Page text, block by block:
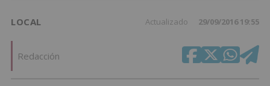
LOCAL Actualizado 29/09/2016 19:55
Redacción